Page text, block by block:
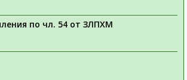
по чл. 54 от ЗЛПХМ